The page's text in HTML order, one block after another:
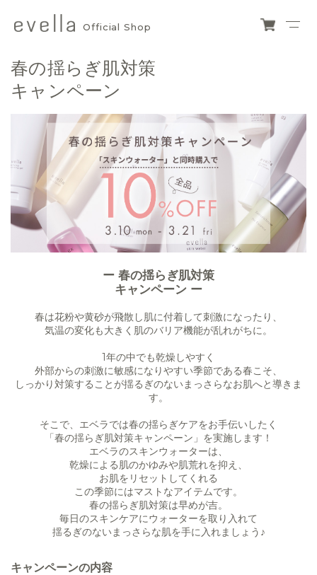
official
shop
Official Shop
春の揺らぎ肌対策
キャンペーン
ー 春の揺らぎ肌対策
キャンペーン ー
春は花粉や黄砂が飛散し肌に付着して刺激になったり、
気温の変化も大きく肌のバリア機能が乱れがちに。
1年の中でも乾燥しやすく
外部からの刺激に敏感になりやすい季節である春こそ、
しっかり対策することが揺るぎのないまっさらなお肌へと導きま
す。
そこで、エベラでは春の揺らぎケアをお手伝いしたく
「春の揺らぎ肌対策キャンペーン」を実施します！
エベラのスキンウォーターは、
乾燥による肌のかゆみや肌荒れを抑え、
お肌をリセットしてくれる
この季節にはマストなアイテムです。
春の揺らぎ肌対策は早めが吉。
毎日のスキンケアにウォーターを取り入れて
揺るぎのないまっさらな肌を手に入れましょう♪
キャンペーンの内容